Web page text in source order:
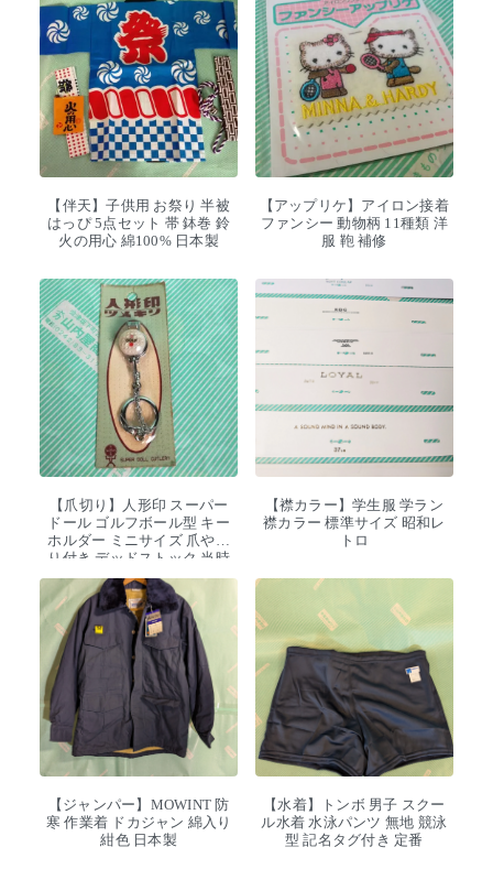
【伴天】子供用 お祭り 半被
はっぴ 5点セット 帯 鉢巻 鈴
火の用心 綿100% 日本製
【アップリケ】アイロン接着
ファンシー 動物柄 11種類 洋
服 鞄 補修
【爪切り】人形印 スーパー
ドール ゴルフボール型 キー
ホルダー ミニサイズ 爪やす
り付き デッドストック 当時
物
【襟カラー】学生服 学ラン
襟カラー 標準サイズ 昭和レ
トロ
【ジャンパー】MOWINT 防
寒 作業着 ドカジャン 綿入り
紺色 日本製
【水着】トンボ 男子 スクー
ル水着 水泳パンツ 無地 競泳
型 記名タグ付き 定番